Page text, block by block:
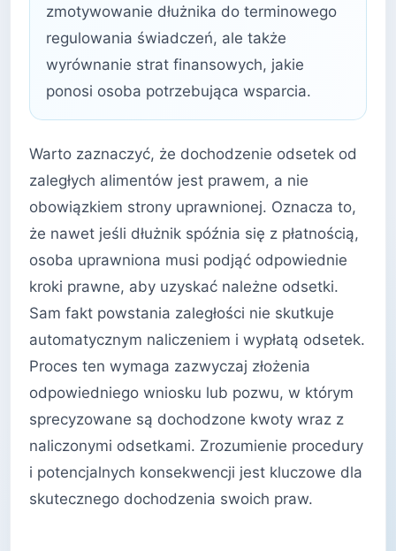
zmotywowanie dłużnika do terminowego
regulowania świadczeń, ale także
wyrównanie strat finansowych, jakie
ponosi osoba potrzebująca wsparcia.
Warto zaznaczyć, że dochodzenie odsetek od
zaległych alimentów jest prawem, a nie
obowiązkiem strony uprawnionej. Oznacza to,
że nawet jeśli dłużnik spóźnia się z płatnością,
osoba uprawniona musi podjąć odpowiednie
kroki prawne, aby uzyskać należne odsetki.
Sam fakt powstania zaległości nie skutkuje
automatycznym naliczeniem i wypłatą odsetek.
Proces ten wymaga zazwyczaj złożenia
odpowiedniego wniosku lub pozwu, w którym
sprecyzowane są dochodzone kwoty wraz z
naliczonymi odsetkami. Zrozumienie procedury
i potencjalnych konsekwencji jest kluczowe dla
skutecznego dochodzenia swoich praw.